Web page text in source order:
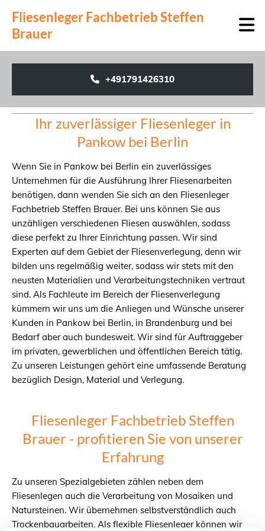
Fliesenleger Fachbetrieb Steffen
Brauer
+491791426310
Ihr zuverlässiger Fliesenleger in
Pankow bei Berlin
Wenn Sie in Pankow bei Berlin ein zuverlässiges
Unternehmen für die Ausführung Ihrer Fliesenarbeiten
benötigen, dann wenden Sie sich an den Fliesenleger
Fachbetrieb Steffen Brauer. Bei uns können Sie aus
unzähligen verschiedenen Fliesen auswählen, sodass
diese perfekt zu Ihrer Einrichtung passen. Wir sind
Experten auf dem Gebiet der Fliesenverlegung, denn wir
bilden uns regelmäßig weiter, sodass wir stets mit den
neusten Materialien und Verarbeitungstechniken vertraut
sind. Als Fachleute im Bereich der Fliesenverlegung
kümmern wir uns um die Anliegen und Wünsche unserer
Kunden in Pankow bei Berlin, in Brandenburg und bei
Bedarf aber auch bundesweit. Wir sind für Auftraggeber
im privaten, gewerblichen und öffentlichen Bereich tätig.
Zu unseren Leistungen gehört eine umfassende Beratung
bezüglich Design, Material und Verlegung.
Fliesenleger Fachbetrieb Steffen
Brauer - profitieren Sie von unserer
Erfahrung
Zu unseren Spezialgebieten zählen neben dem
Fliesenlegen auch die Verarbeitung von Mosaiken und
Natursteinen. Wir übernehmen selbstverständlich auch
Trockenbauarbeiten. Als flexible Fliesenleger können wir